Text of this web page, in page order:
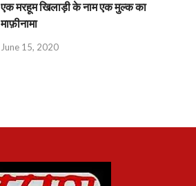
एक मरहूम खिलाड़ी के नाम एक मुल्क का
माफ़ीनामा
June 15, 2020